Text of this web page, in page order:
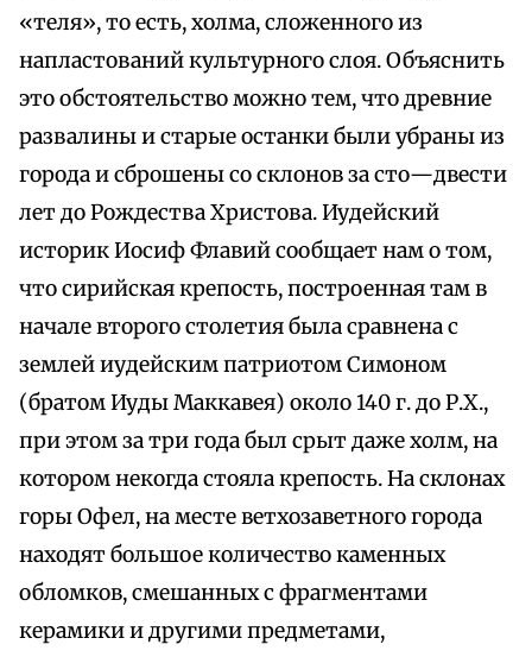
«теля», то есть, холма, сложенного из
напластований культурного слоя. Объяснить
это обстоятельство можно тем, что древние
развалины и старые останки были убраны из
города и сброшены со склонов за сто—двести
лет до Рождества Христова. Иудейский
историк Иосиф Флавий сообщает нам о том,
что сирийская крепость, построенная там в
начале второго столетия была сравнена с
землей иудейским патриотом Симоном
(братом Иуды Маккавея) около 140 г. до Р.Х.,
при этом за три года был срыт даже холм, на
котором некогда стояла крепость. На склонах
горы Офел, на месте ветхозаветного города
находят большое количество каменных
обломков, смешанных с фрагментами
керамики и другими предметами,